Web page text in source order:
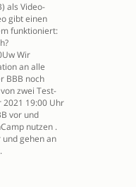
als Video-
gibt einen
funktioniert:
Wir
an alle
BBB noch
zwei Test-
2021 19:00 Uhr
vor und
nutzen .
gehen an